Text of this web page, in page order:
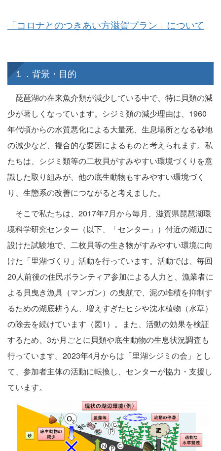
「コロナとのつきあい方滋賀プラン」について
１．背景・目的
琵琶湖の在来魚介類が減少している中で、特に貝類の減
少が著しくなっています。シジミ類の減少理由は、1960
年代頃からの水質悪化による大量死、生息場所となる砂地
の減少など、複合的な要因によるものと考えられます。私
たちは、シジミ類等の二枚貝がすみやすい環境づくりを意
識した取り組みが、他の底生動物もすみやすい環境づく
り、生態系の改善につながると考えました。
そこで私たちは、2017年7月から毎月、滋賀県琵琶湖環
境科学研究センター（以下、「センター」）付近の湖辺に
設けた試験地で、二枚貝等の生き物がすみやすい環境に向
けた「里湖づくり」活動を行っています。活動では、毎回
20人前後の住民ボランティア参加による人力と、漁業者に
よる貝曳き漁具（マンガン）の曳航で、泥の堆積を抑制す
るための湖底耕うん、増えすぎたヒシや沈水植物（水草）
の除去を続けています（図1）。また、活動の効果を検証
するため、3か月ごとに貝類や底生動物の生息状況調査も
行っています。2023年4月からは「里湖シジミの会」とし
て、参加者主体の活動に転換し、センターが協力・支援し
ています。